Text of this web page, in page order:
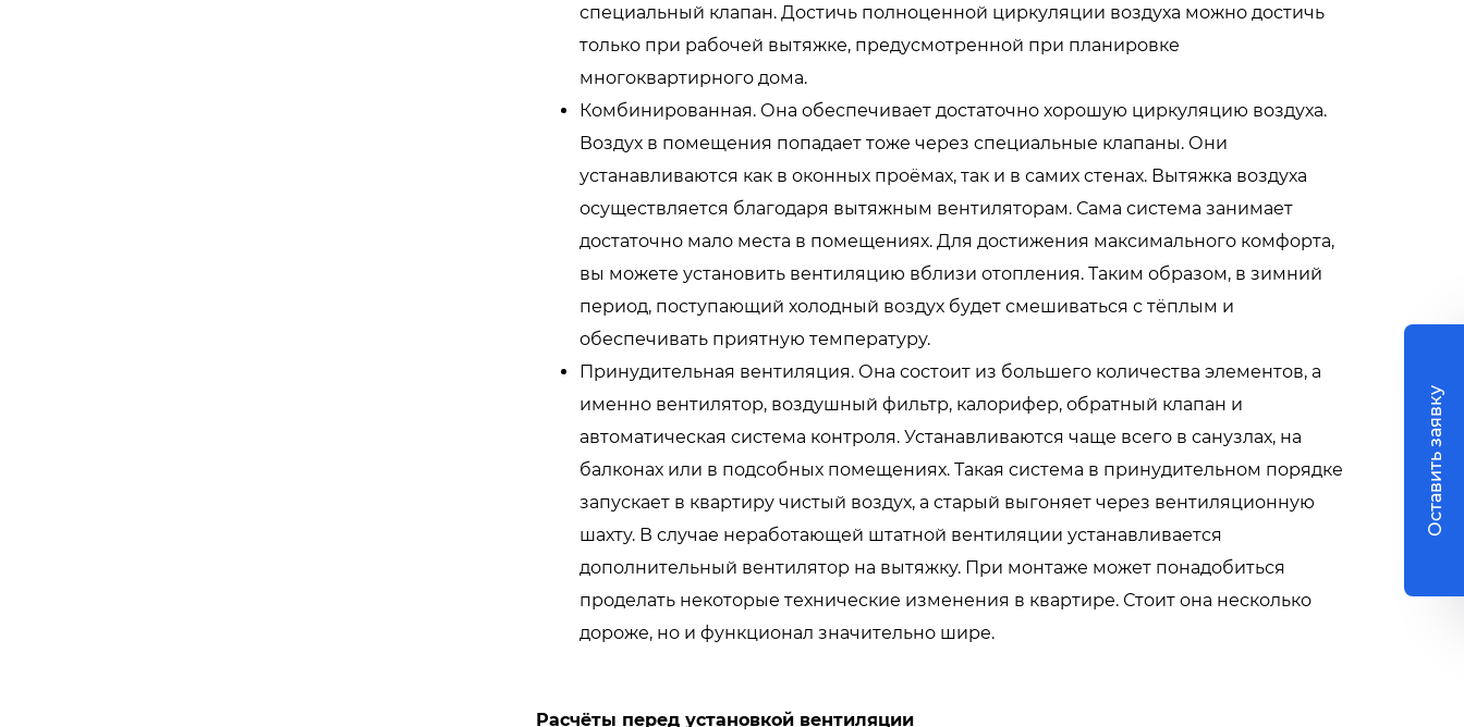
специальный клапан. Достичь полноценной циркуляции воздуха можно достичь
только при рабочей вытяжке, предусмотренной при планировке
многоквартирного дома.
Комбинированная. Она обеспечивает достаточно хорошую циркуляцию воздуха.
Воздух в помещения попадает тоже через специальные клапаны. Они
устанавливаются как в оконных проёмах, так и в самих стенах. Вытяжка воздуха
осуществляется благодаря вытяжным вентиляторам. Сама система занимает
достаточно мало места в помещениях. Для достижения максимального комфорта,
вы можете установить вентиляцию вблизи отопления. Таким образом, в зимний
период, поступающий холодный воздух будет смешиваться с тёплым и
обеспечивать приятную температуру.
Принудительная вентиляция. Она состоит из большего количества элементов, а
именно вентилятор, воздушный фильтр, калорифер, обратный клапан и
автоматическая система контроля. Устанавливаются чаще всего в санузлах, на
балконах или в подсобных помещениях. Такая система в принудительном порядке
запускает в квартиру чистый воздух, а старый выгоняет через вентиляционную
шахту. В случае неработающей штатной вентиляции устанавливается
дополнительный вентилятор на вытяжку. При монтаже может понадобиться
проделать некоторые технические изменения в квартире. Стоит она несколько
дороже, но и функционал значительно шире.
Расчёты перед установкой вентиляции
Оставить заявку